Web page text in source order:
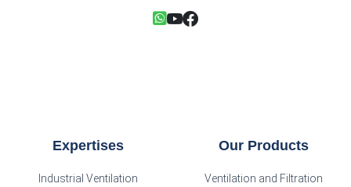
Expertises
Industrial Ventilation
Our Products
Ventilation and Filtration